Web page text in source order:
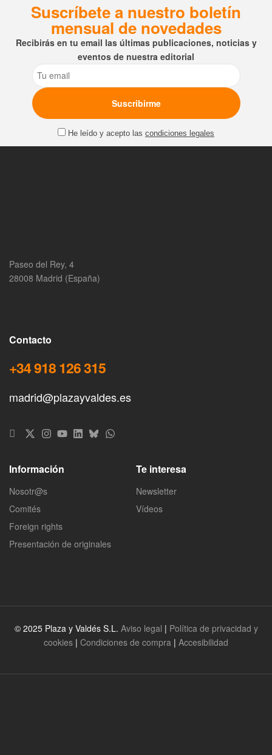
Suscríbete a nuestro boletín
mensual de novedades
Recibirás en tu email las últimas publicaciones, noticias y
eventos de nuestra editorial
Email
He leído y acepto las condiciones legales
Paseo del Rey, 4
28008 Madrid (España)
Contacto
+34 918 126 315
madrid@plazayvaldes.es
Información
Nosotr@s
Comités
Foreign rights
Presentación de originales
Te interesa
Newsletter
Vídeos
© 2025 Plaza y Valdés S.L. Aviso legal | Política de privacidad y
cookies | Condiciones de compra | Accesibilidad